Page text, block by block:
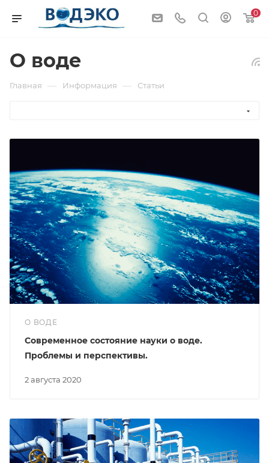
0
О воде
Главная — Информация — Статьи
О ВОДЕ
2 августа 2020
Современное состояние науки о воде.
Проблемы и перспективы.